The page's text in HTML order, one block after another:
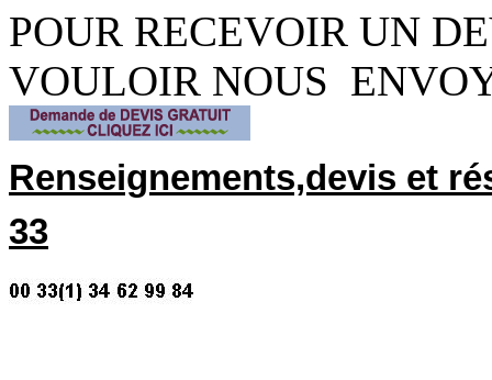
POUR RECEVOIR UN
VOULOIR NOUS
Renseignements,devis et
33